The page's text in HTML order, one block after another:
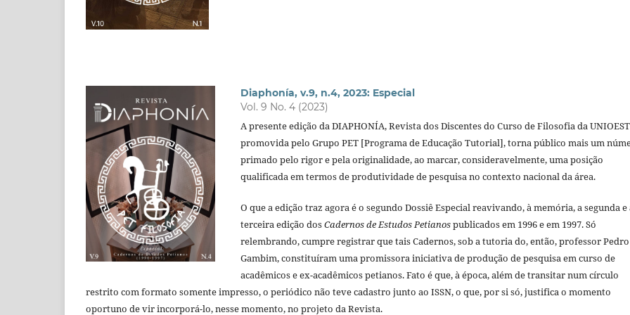
Diaphonía, v.9, n.4, 2023: Especial
Vol. 9 No. 4 (2023)
A presente edição da DIAPHONÍA, Revista dos Discentes do Curso de Filosofia da
promovida pelo Grupo PET [Programa de Educação Tutorial], torna público mais um
primado pelo rigor e pela originalidade, ao marcar, consideravelmente, uma posição
qualificada em termos de produtividade de pesquisa no contexto nacional da área.
O que a edição traz agora é o segundo Dossiê Especial reavivando, à memória, a segunda e
terceira edição dosCadernos de Estudos Petianospublicados em 1996 e em 1997. Só
relembrando, cumpre registrar que tais Cadernos, sob a tutoria do, então, professor Pedro
Gambim, constituíram uma promissora iniciativa de produção de pesquisa em curso de
acadêmicos e ex-acadêmicos petianos. Fato é que, à época, além de transitar num círculo
restrito com formato somente impresso, o periódico não teve cadastro junto ao ISSN, o que, por si só, justifica o momento
oportuno de vir incorporá-lo, nesse momento, no projeto da Revista.